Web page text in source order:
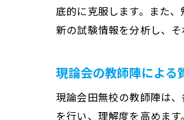
底的に克服します。また
新の試験情報を分析し、
現論会の教師陣による
現論会田無校の教師陣は
を行い、理解度を高めま